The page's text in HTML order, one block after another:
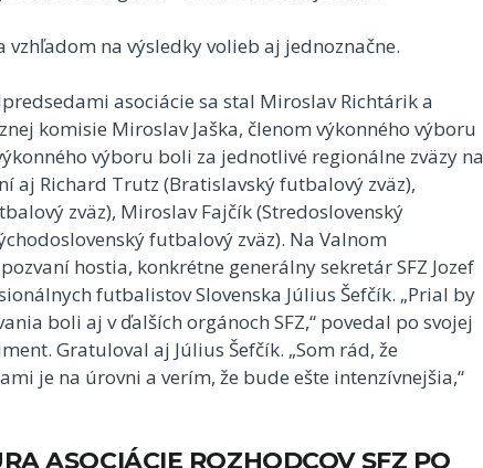
na výsledky volieb aj jednoznačne.
asociácie sa stal Miroslav Richtárik a
komisie Miroslav Jaška, členom výkonného výboru
výboru boli za jednotlivé regionálne zväzy na
aj Richard Trutz (Bratislavský futbalový zväz),
zväz), Miroslav Fajčík (Stredoslovenský
futbalový zväz). Na Valnom
hostia, konkrétne generálny sekretár SFZ Jozef
futbalistov Slovenska Július Šefčík. „Prial by
boli aj v ďalších orgánoch SFZ,“ povedal po svojej
Gratuloval aj Július Šefčík. „Som rád, že
je na úrovni a verím, že bude ešte intenzívnejšia,“
ASOCIÁCIE ROZHODCOV SFZ PO